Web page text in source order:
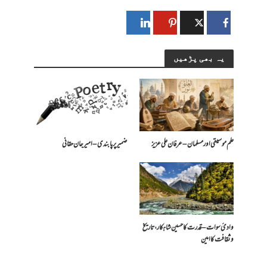
یہ بھی پڑھیں
علم موسیقی اور مسلمان – عرفان علی عزیز ضمیر پر پابندی – امیرجان حقانی
وادیٔ سوات – قدرت کا حسین شاہکار، تاریخ
و ثقافت کا امین